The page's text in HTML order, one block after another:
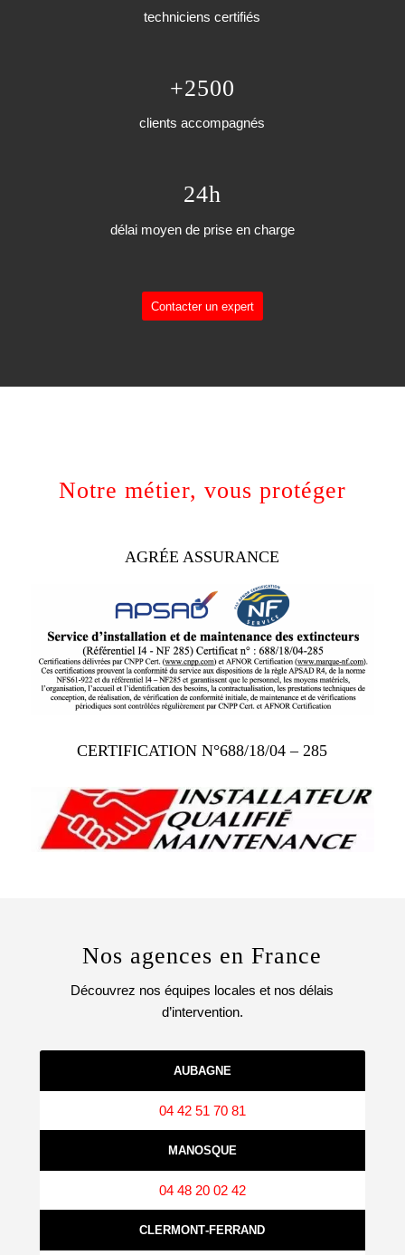
techniciens certifiés
+2500
clients accompagnés
24h
délai moyen de prise en charge
Contacter un expert
Notre métier, vous protéger
AGRÉE ASSURANCE
CERTIFICATION N°688/18/04 – 285
Nos agences en France
Découvrez nos équipes locales et nos délais
d’intervention.
AUBAGNE
04 42 51 70 81
MANOSQUE
04 48 20 02 42
CLERMONT‑FERRAND